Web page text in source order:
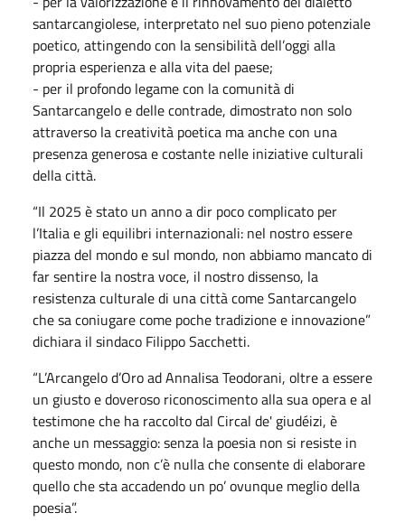
santarcangiolese, interpretato nel suo pieno potenziale
poetico, attingendo con la sensibilità dell’oggi alla
propria esperienza e alla vita del paese;
- per il profondo legame con la comunità di
Santarcangelo e delle contrade, dimostrato non solo
attraverso la creatività poetica ma anche con una
presenza generosa e costante nelle iniziative culturali
della città.
“Il 2025 è stato un anno a dir poco complicato per
l’Italia e gli equilibri internazionali: nel nostro essere
piazza del mondo e sul mondo, non abbiamo mancato di
far sentire la nostra voce, il nostro dissenso, la
resistenza culturale di una città come Santarcangelo
che sa coniugare come poche tradizione e innovazione”
dichiara il sindaco Filippo Sacchetti.
“L’Arcangelo d’Oro ad Annalisa Teodorani, oltre a essere
un giusto e doveroso riconoscimento alla sua opera e al
testimone che ha raccolto dal Circal de' giudéizi, è
anche un messaggio: senza la poesia non si resiste in
questo mondo, non c’è nulla che consente di elaborare
quello che sta accadendo un po’ ovunque meglio della
poesia”.